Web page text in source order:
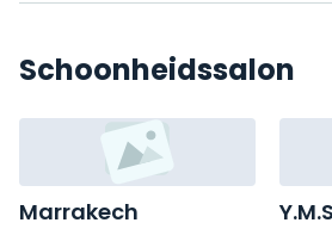
Schoonheidssalon
Marrakech